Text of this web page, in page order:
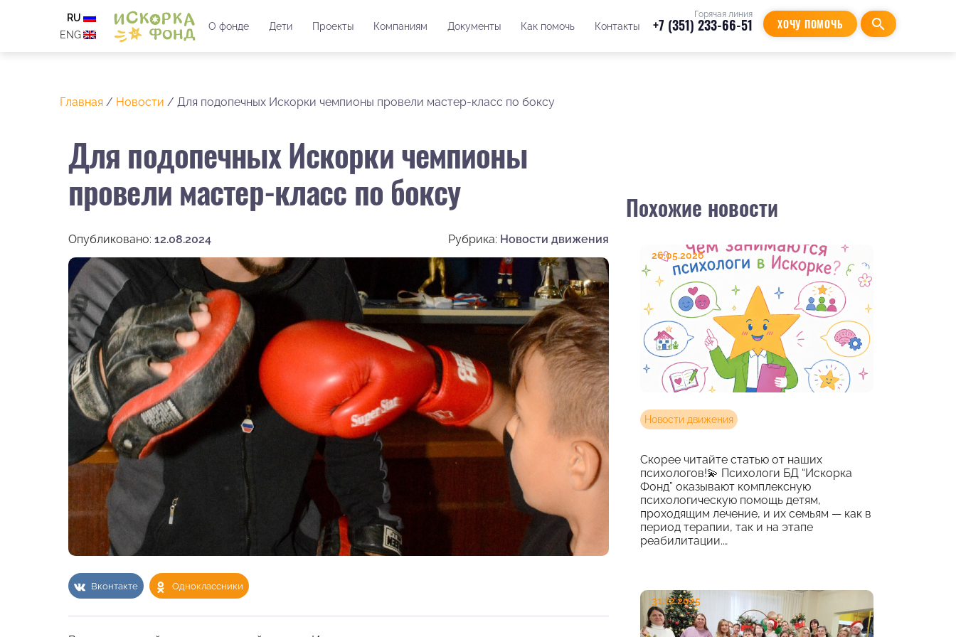
RU
ENG
О фонде Дети Проекты Компаниям Документы Как помочь Контакты
Горячая линия
+7 (351) 233-66-51 ХОЧУ ПОМОЧЬ search
Главная / Новости / Для подопечных Искорки чемпионы провели мастер-класс по боксу
Для подопечных Искорки чемпионы
провели мастер-класс по боксу
Опубликовано: 12.08.2024 Рубрика: Новости движения
Вконтакте Одноклассники
Похожие новости
26.05.2026
Новости движения
Скорее читайте статью от наших
психологов!💫 Психологи БД “Искорка
Фонд” оказывают комплексную
психологическую помощь детям,
проходящим лечение, и их семьям — как в
период терапии, так и на этапе
реабилитации.…
31.12.2025